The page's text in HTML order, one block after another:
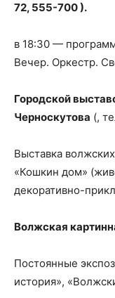
72, 555-700 ).
в 18:30 —
Вечер. Оркестр.
Городской
Черноскутова (,
Выставка
«Кошкин дом»
декоративно-
Волжская
Постоянные
история»,